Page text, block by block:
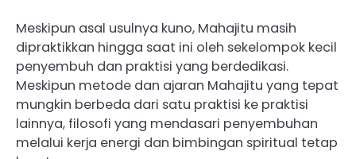
Meskipun asal usulnya kuno, Mahajitu masih
dipraktikkan hingga saat ini oleh sekelompok kecil
penyembuh dan praktisi yang berdedikasi.
Meskipun metode dan ajaran Mahajitu yang tepat
mungkin berbeda dari satu praktisi ke praktisi
lainnya, filosofi yang mendasari penyembuhan
melalui kerja energi dan bimbingan spiritual tetap